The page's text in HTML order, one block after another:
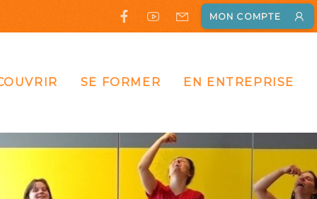
MON COMPTE
SE FORMER EN ENTREPRISE